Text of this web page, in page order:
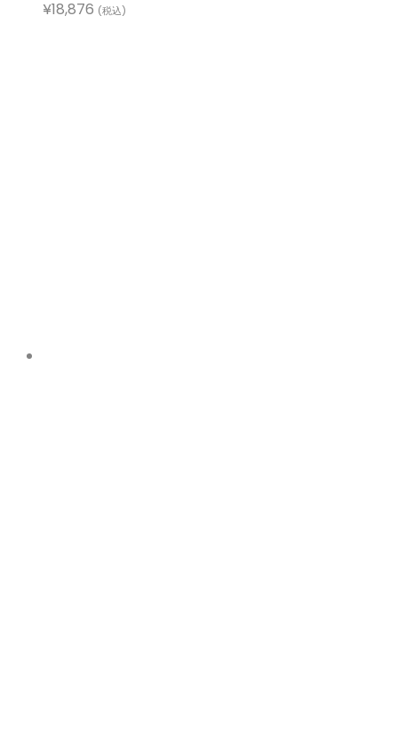
¥18,876 (税込)